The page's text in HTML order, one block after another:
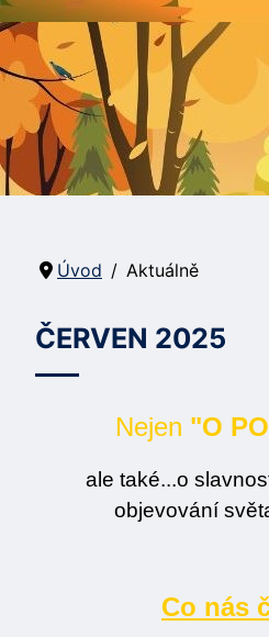
Úvod Aktuálně
ČERVEN 2025
Nejen "O
ale také...o
objevování
Co nás